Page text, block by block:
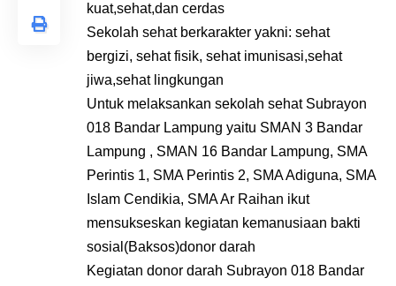
kuat,sehat,dan cerdas
Sekolah sehat berkarakter yakni: sehat
bergizi, sehat fisik, sehat imunisasi,sehat
jiwa,sehat lingkungan
Untuk melaksankan sekolah sehat Subrayon
018 Bandar Lampung yaitu SMAN 3 Bandar
Lampung , SMAN 16 Bandar Lampung, SMA
Perintis 1, SMA Perintis 2, SMA Adiguna, SMA
Islam Cendikia, SMA Ar Raihan ikut
mensukseskan kegiatan kemanusiaan bakti
sosial(Baksos)donor darah
Kegiatan donor darah Subrayon 018 Bandar